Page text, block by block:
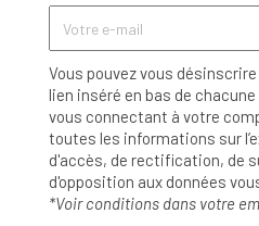
Vous pouvez vous
lien inséré en bas de
vous connectant à votre
toutes les informations sur
d'accès, de rectification, de
d'opposition aux données
*Voir conditions dans votre